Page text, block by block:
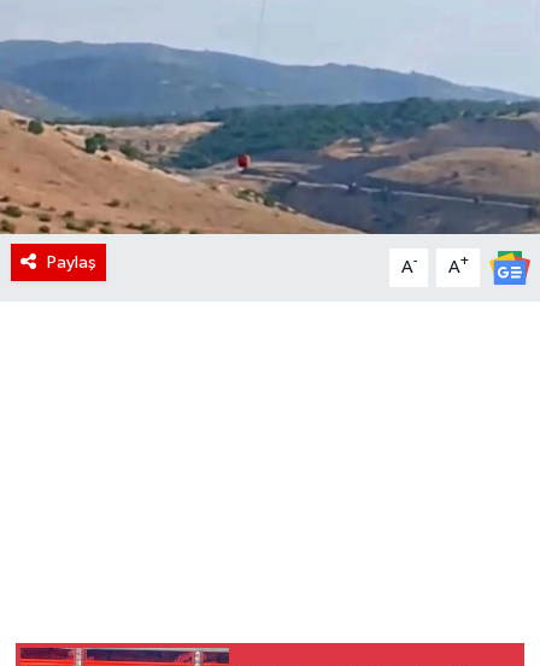
Paylaş A- A+